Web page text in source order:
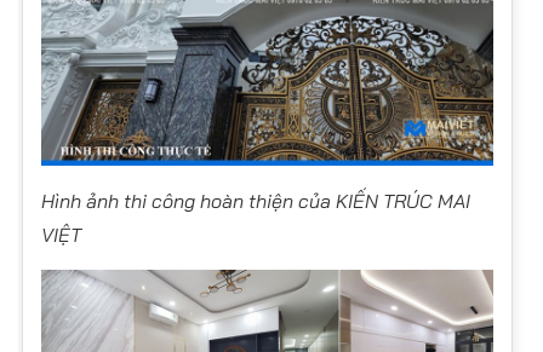
Hình ảnh thi công hoàn thiện của KIẾN TRÚC MAI
VIỆT